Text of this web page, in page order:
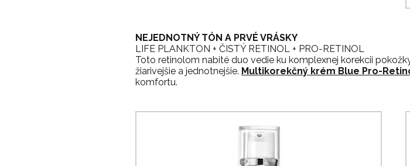
NEJEDNOTNÝ TÓN A PRVÉ VRÁSKY
LIFE PLANKTON + ČISTÝ RETINOL + PRO-RETINOL
Toto retinolom nabité duo vedie ku komplexnej korekcii
žiarivejšie a jednotnejšie. Multikorekčný krém Blue Pro-
komfortu.